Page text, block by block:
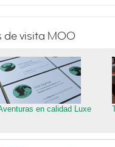
de visita MOO
en calidad Luxe